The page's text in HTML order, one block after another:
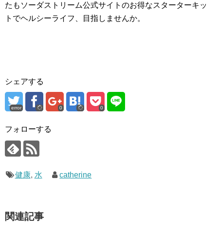
たもソーダストリーム公式サイトのお得なスターターキッ
トでヘルシーライフ、目指しませんか。
シェアする
error 0 0
フォローする
健康, 水 catherine
関連記事